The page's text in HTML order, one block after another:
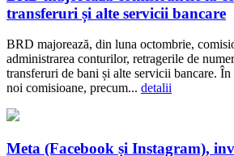
transferuri și alte servicii bancare
BRD majorează, din luna octombrie,
administrarea conturilor, retragerile de
transferuri de bani și alte servicii bancare.
noi comisioane, precum... detalii
Meta (Facebook și Instagram),